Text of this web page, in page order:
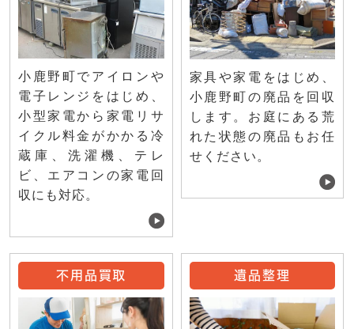
小鹿野町でアイロンや
電子レンジをはじめ、
小型家電から家電リサ
イクル料金がかかる冷
蔵庫、洗濯機、テレ
ビ、エアコンの家電回
収にも対応。
家具や家電をはじめ、
小鹿野町の廃品を回収
します。お庭にある荒
れた状態の廃品もお任
せください。
不用品買取 遺品整理